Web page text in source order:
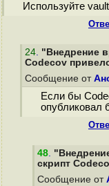
Используйте
24. "Внедрение
Codecov
Сообщение от
Если бы
опубликовал
48.
скрипт
Сообщение от